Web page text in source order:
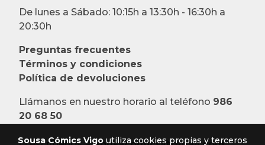
De lunes a Sábado: 10:15h a 13:30h - 16:30h a
20:30h
Preguntas frecuentes
Términos y condiciones
Política de devoluciones
Llámanos en nuestro horario al teléfono 986
20 68 50
Sousa Cómics Vigo utiliza cookies propias y terceros